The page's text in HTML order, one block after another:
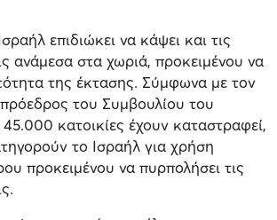
επιδιώκει να κάψει και τις
ανάμεσα στα χωριά, προκειμένου να
της έκτασης. Σύμφωνα με τον
του Συμβουλίου του
κατοικίες έχουν καταστραφεί,
το Ισραήλ για χρήση
προκειμένου να πυρπολήσει τις